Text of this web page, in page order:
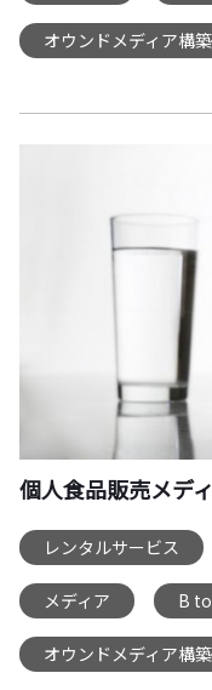
オウンドメディア構
個人食品販売メデ
レンタルサービス
メディア B
オウンドメディア構